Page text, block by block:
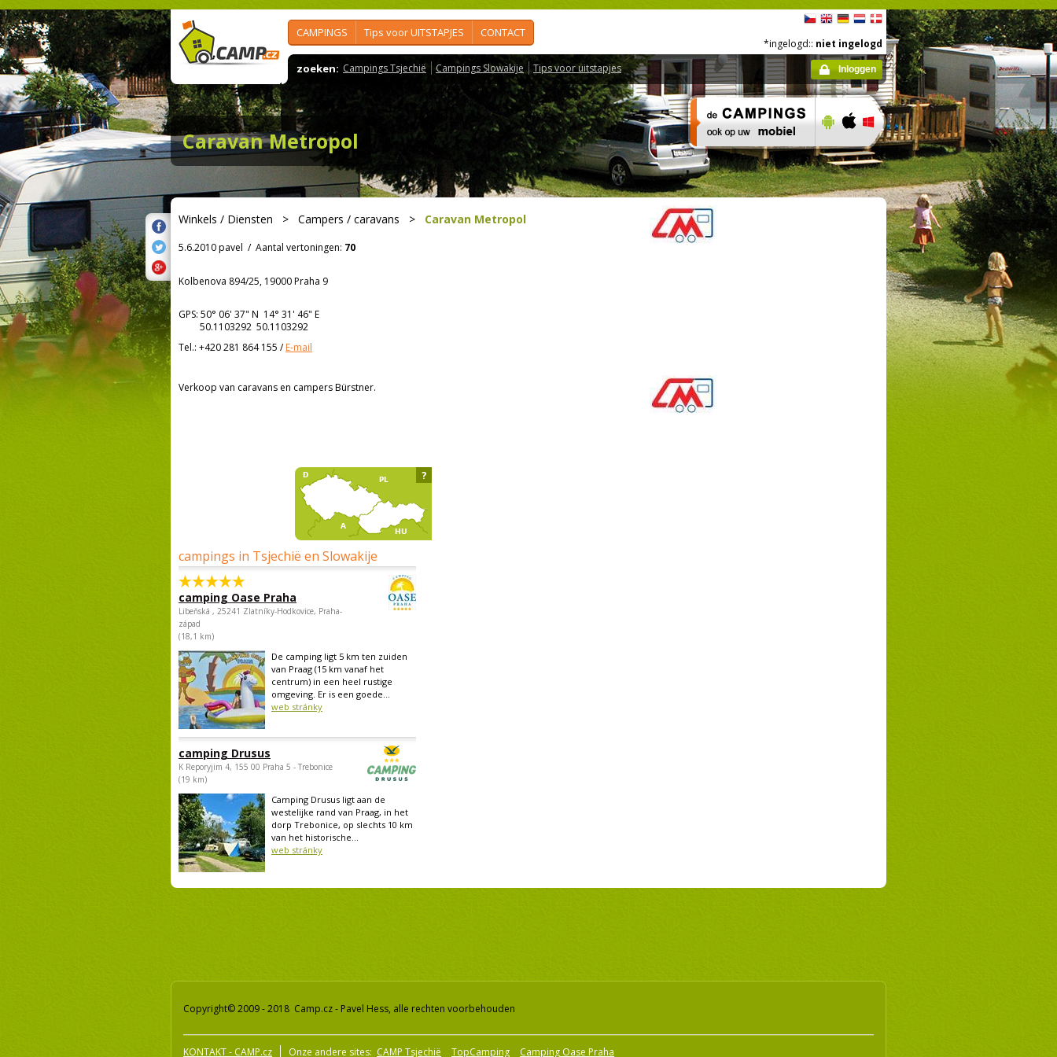
CAMPINGS Tips voor UITSTAPJES CONTACT
zoeken: Campings Tsjechië Campings Slowakije Tips voor uitstapjes
*ingelogd:: niet ingelogd
Inloggen
Caravan Metropol
Winkels / Diensten > Campers / caravans > Caravan Metropol
5.6.2010 pavel / Aantal vertoningen: 70
Kolbenova 894/25, 19000 Praha 9
GPS: 50° 06' 37" N 14° 31' 46" E
50.1103292 50.1103292
Tel.: +420 281 864 155 /E-mail
Verkoop van caravans en campers Bürstner.
campings in Tsjechië en Slowakije
camping Oase Praha
Libeňská , 25241 Zlatníky-Hodkovice, Praha-
západ
(18,1 km)
De camping ligt 5 km ten zuiden
van Praag (15 km vanaf het
centrum) in een heel rustige
omgeving. Er is een goede...
web stránky
camping Drusus
K Reporyjim 4, 155 00 Praha 5 - Trebonice
(19 km)
Camping Drusus ligt aan de
westelijke rand van Praag, in het
dorp Trebonice, op slechts 10 km
van het historische...
web stránky
?
Copyright© 2009 - 2018 Camp.cz - Pavel Hess, alle rechten voorbehouden
KONTAKT - CAMP.cz Onze andere sites: CAMP Tsjechië TopCamping Camping Oase Praha